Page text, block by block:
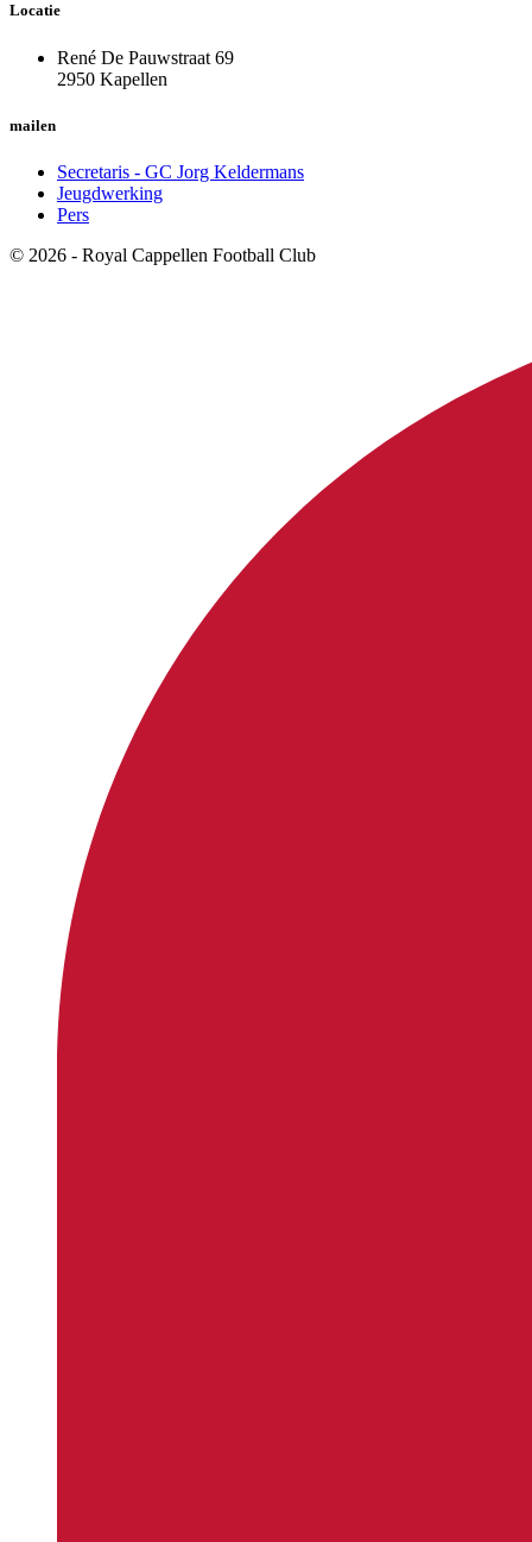
Locatie
René De Pauwstraat 69
2950 Kapellen
mailen
Secretaris - GC Jorg Keldermans
Jeugdwerking
Pers
© 2026 - Royal Cappellen Football Club